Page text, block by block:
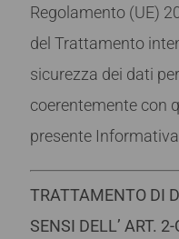
Regolamento (UE)
del Trattamento
sicurezza dei dati
coerentemente con
presente Informativa.
TRATTAMENTO DI
SENSI DELL’ ART.